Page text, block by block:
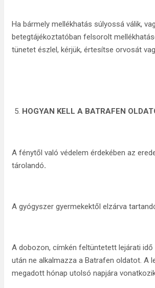
Ha bármely mellékhatás súlyossá válik,
betegtájékoztatóban felsorolt
tünetet észlel, kérjük, értesítse orvosát
HOGYAN KELL A BATRAFEN
A fénytől való védelem érdekében az
tárolandó.
A gyógyszer gyermekektől elzárva
A dobozon, címkén feltüntetett lejárati idő
után ne alkalmazza a Batrafen oldatot. A
megadott hónap utolsó napjára